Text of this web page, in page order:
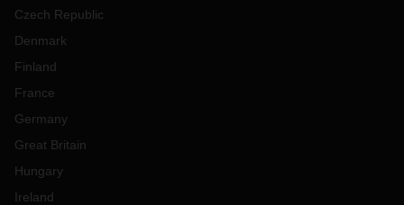
Czech Republic
Denmark
Finland
France
Germany
Great Britain
Hungary
Ireland